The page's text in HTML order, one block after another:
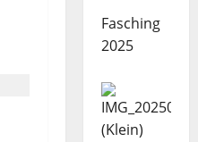
Fasching
2025